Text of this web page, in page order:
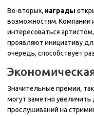
Во-вторых, награды
возможностям. Компании
интересоваться
проявляют инициативу
очередь, способствует
Значительные премии,
могут заметно
прослушиваний на